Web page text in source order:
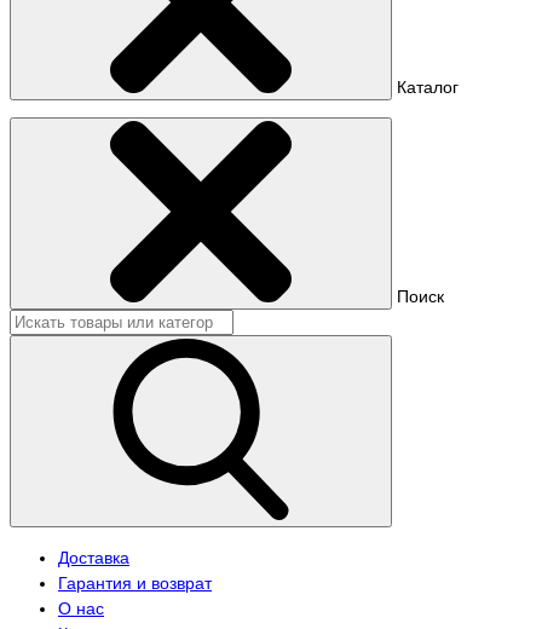
Каталог
Поиск
Доставка
Гарантия и возврат
О нас